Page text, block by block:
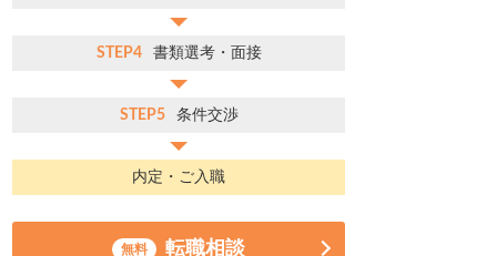
STEP4 書類選考・面接
STEP5 条件交渉
内定・ご入職
無料 転職相談